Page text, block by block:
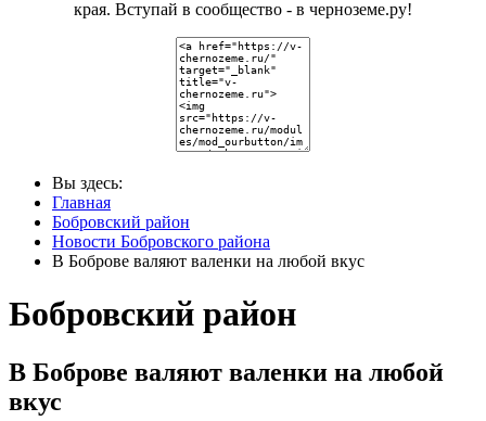
Вы здесь:
Главная
Бобровский район
Новости Бобровского района
В Боброве валяют валенки на любой вкус
Бобровский район
В Боброве валяют валенки на любой
вкус